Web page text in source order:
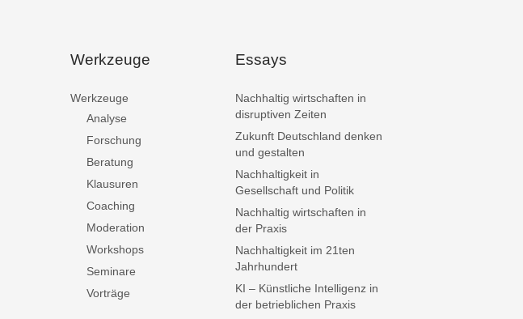
Werkzeuge
Werkzeuge
Analyse
Forschung
Beratung
Klausuren
Coaching
Moderation
Workshops
Seminare
Vorträge
Essays
Nachhaltig wirtschaften in
disruptiven Zeiten
Zukunft Deutschland denken
und gestalten
Nachhaltigkeit in
Gesellschaft und Politik
Nachhaltig wirtschaften in
der Praxis
Nachhaltigkeit im 21ten
Jahrhundert
KI – Künstliche Intelligenz in
der betrieblichen Praxis